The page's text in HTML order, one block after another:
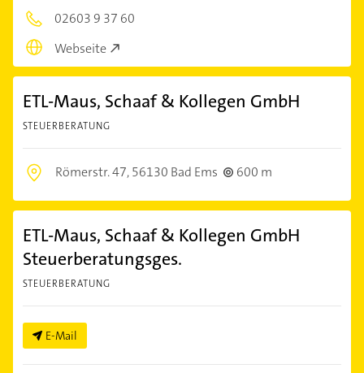
02603 9 37 60
Webseite
ETL-Maus, Schaaf & Kollegen GmbH
STEUERBERATUNG
Römerstr. 47,56130 Bad Ems 600 m
ETL-Maus, Schaaf & Kollegen GmbH
Steuerberatungsges.
STEUERBERATUNG
E-Mail